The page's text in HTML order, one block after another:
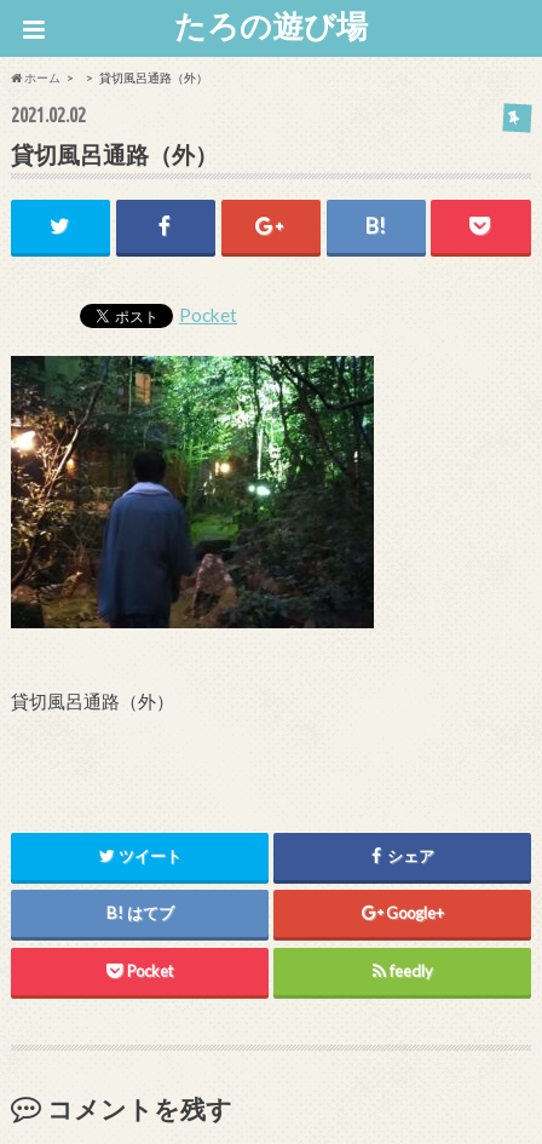
たろの遊び場
ホーム 貸切風呂通路（外）
2021.02.02
貸切風呂通路（外）
Pocket
貸切風呂通路（外）
ツイート シェア
はてブ Google+
Pocket feedly
コメントを残す